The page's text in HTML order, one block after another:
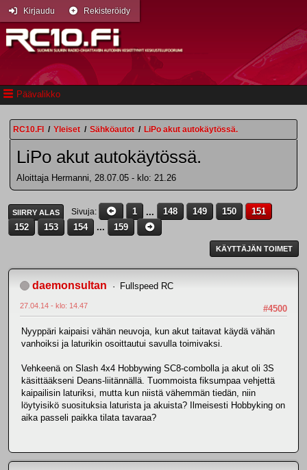
Päävalikko
Kirjaudu Rekisteröidy
RC10.FI / Yleiset / Sähköautot / LiPo akut autokäytössä.
LiPo akut autokäytössä.
Aloittaja Hermanni, 28.07.05 - klo: 21.26
SIIRRY ALAS Sivuja 1 ... 148 149 150
151
152
153 154 ... 159
KÄYTTÄJÄN TOIMET
daemonsultan Fullspeed RC
#4500
27.04.14 - klo: 14.47
Nyyppäri kaipaisi vähän neuvoja, kun akut taitavat käydä vähän
vanhoiksi ja laturikin osoittautui savulla toimivaksi.
Vehkeenä on Slash 4x4 Hobbywing SC8-combolla ja akut oli 3S
käsittääkseni Deans-liitännällä. Tuommoista fiksumpaa vehjettä
kaipailisin laturiksi, mutta kun niistä vähemmän tiedän, niin
löytyisikö suosituksia laturista ja akuista? Ilmeisesti Hobbyking on
aika passeli paikka tilata tavaraa?